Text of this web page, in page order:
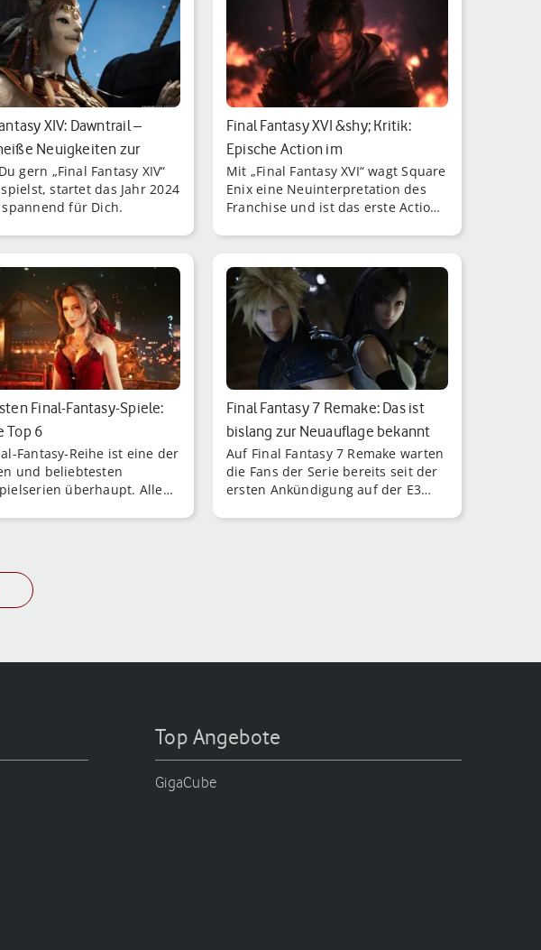
XIV: Dawntrail –
Neuigkeiten zur
gern „Final Fantasy XIV“
spielst, startet das Jahr 2024
für Dich.
Final Fantasy XVI &shy; Kritik:
Epische Action im
wunderschönen V…
Mit „Final Fantasy XVI“ wagt Square
Enix eine Neuinterpretation des
Franchise und ist das erste Action-
Final-Fantasy-Spiele:
Top 6
Fantasy-Reihe ist eine der
und beliebtesten
überhaupt. Alle
Final Fantasy 7 Remake: Das ist
bislang zur Neuauflage bekannt
Auf Final Fantasy 7 Remake warten
die Fans der Serie bereits seit der
ersten Ankündigung auf der E3
Top Angebote
GigaCube